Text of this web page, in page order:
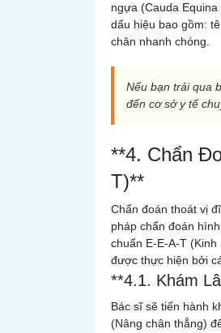
ngựa (Cauda
dấu hiệu bao gồm:
chân nhanh chóng.
Nếu bạn trải qua
đến cơ sở y tế
**4. Chẩn
T)**
Chẩn đoán thoát vị
pháp chẩn đoán
chuẩn E-E-A-T
được thực hiện bởi
**4.1. Khám
Bác sĩ sẽ tiến hành
(Nâng chân thẳng)